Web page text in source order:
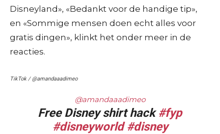
Disneyland», «Bedankt voor de handige tip»,
en «Sommige mensen doen echt alles voor
gratis dingen», klinkt het onder meer in de
reacties.
TikTok / @amandaaadimeo
@amandaaadimeo
Free Disney shirt hack#fyp
#disneyworld #disney